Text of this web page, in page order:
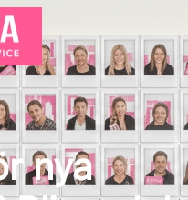
nya